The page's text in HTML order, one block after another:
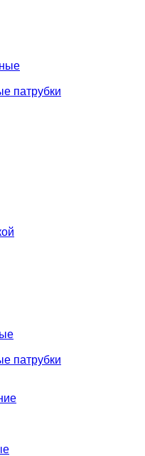
патрубки
патрубки